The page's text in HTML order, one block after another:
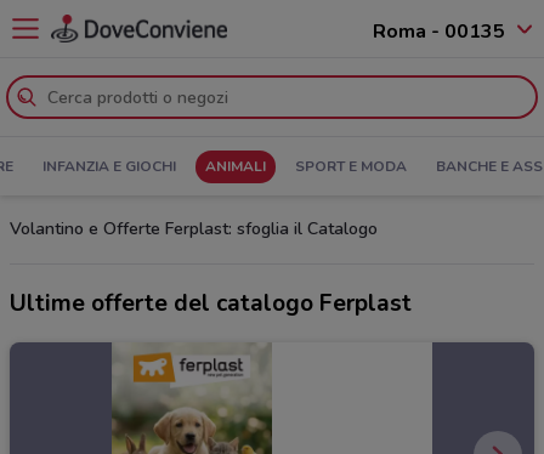
Roma - 00135
INFANZIA E GIOCHI ANIMALI SPORT E MODA BANCHE E
Volantino e Offerte Ferplast: sfoglia il Catalogo
Ultime offerte del catalogo Ferplast